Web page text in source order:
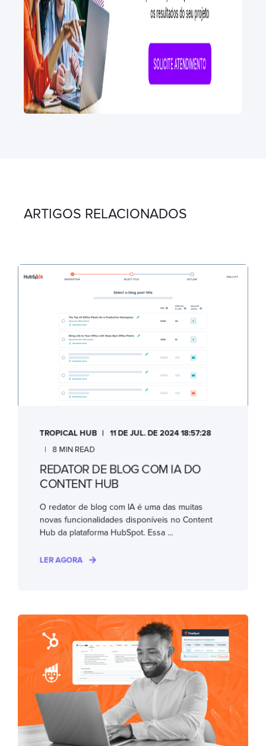
ARTIGOS RELACIONADOS
TROPICAL HUB 11 DE JUL. DE 2024 18:57:28
8 MIN READ
REDATOR DE BLOG COM IA DO
CONTENT HUB
O redator de blog com IA é uma das muitas
novas funcionalidades disponíveis no Content
Hub da plataforma HubSpot. Essa ...
LER AGORA